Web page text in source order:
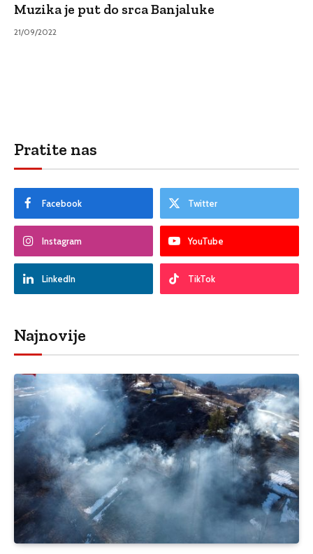
Muzika je put do srca Banjaluke
21/09/2022
Pratite nas
Facebook Twitter
Instagram YouTube
LinkedIn TikTok
Najnovije